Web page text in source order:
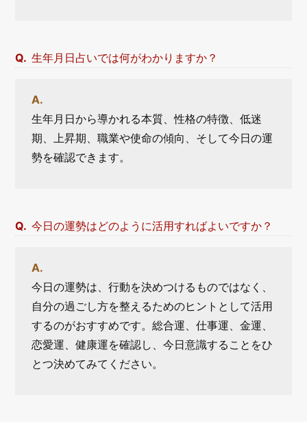
生年月日占いでは何がわかりますか？
生年月日から導かれる本質、性格の特徴、低迷
期、上昇期、職業や使命の傾向、そして今日の運
勢を確認できます。
今日の運勢はどのように活用すればよいですか？
今日の運勢は、行動を決めつけるものではなく、
自分の過ごし方を整えるためのヒントとして活用
するのがおすすめです。総合運、仕事運、金運、
恋愛運、健康運を確認し、今日意識することをひ
とつ決めてみてください。